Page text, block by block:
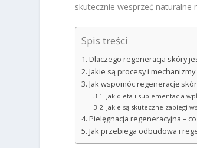
skutecznie wesprzeć naturalne
Spis treści
Dlaczego regeneracja skóry
Jakie są procesy i
Jak wspomóc regenerację
Jak dieta i suplementacja
Jakie są skuteczne zabiegi
Pielęgnacja regeneracyjna –
Jak przebiega odbudowa i